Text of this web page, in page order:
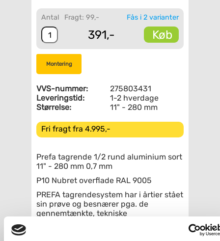
Fås i 2 varianter
Antal Fragt: 99,-
391,- Køb
Montering
VVS-nummer:
275803431
Leveringstid:
1-2 hverdage
Størrelse:
11" - 280 mm
Fri fragt fra 4.995,-
Prefa tagrende 1/2 rund aluminium sort
11" - 280 mm 0,7 mm
P10 Nubret overflade RAL 9005
PREFA tagrendesystem har i årtier stået
sin prøve og besnærer pga. de
gennemtænkte, tekniske